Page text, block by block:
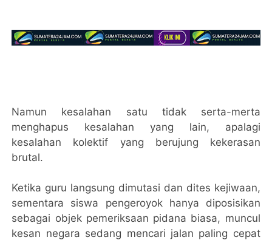
Namun kesalahan satu tidak serta-merta
menghapus kesalahan yang lain, apalagi
kesalahan kolektif yang berujung kekerasan
brutal.
Ketika guru langsung dimutasi dan dites kejiwaan,
sementara siswa pengeroyok hanya diposisikan
sebagai objek pemeriksaan pidana biasa, muncul
kesan negara sedang mencari jalan paling cepat